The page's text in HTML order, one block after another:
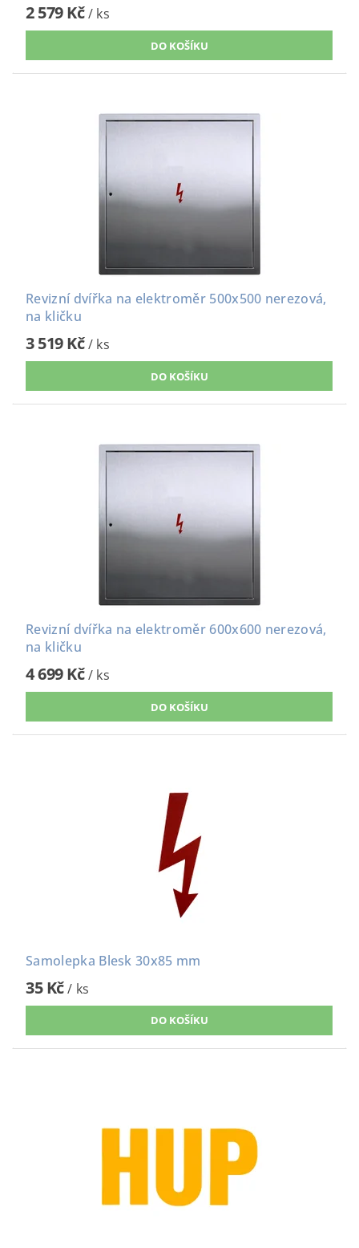
2 579 Kč/ ks
Revizní dvířka na elektroměr 500x500 nerezová,
na kličku
3 519 Kč/ ks
Revizní dvířka na elektroměr 600x600 nerezová,
na kličku
4 699 Kč/ ks
Samolepka Blesk 30x85 mm
35 Kč/ ks